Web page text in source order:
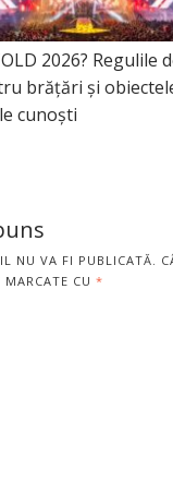
2026? Regulile
brățări și
cunoști
NU VA FI PUBLICATĂ.
CU *